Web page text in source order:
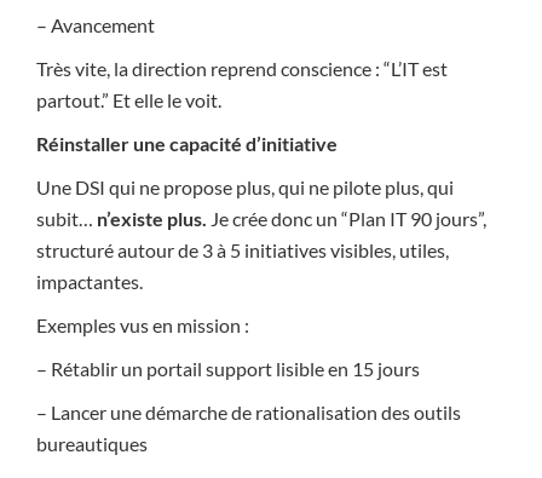
– Avancement
Très vite, la direction reprend conscience : “L’IT est
partout.” Et elle le voit.
Réinstaller une capacité d’initiative
Une DSI qui ne propose plus, qui ne pilote plus, qui
subit… n’existe plus. Je crée donc un “Plan IT 90 jours”,
structuré autour de 3 à 5 initiatives visibles, utiles,
impactantes.
Exemples vus en mission :
– Rétablir un portail support lisible en 15 jours
– Lancer une démarche de rationalisation des outils
bureautiques